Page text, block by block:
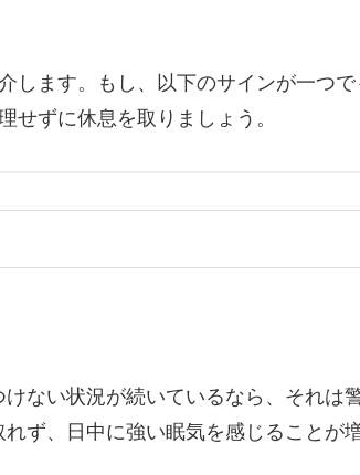
します。もし、以下のサインが一つ
せずに休息を取りましょう。
ない状況が続いているなら、それは
ず、日中に強い眠気を感じることが